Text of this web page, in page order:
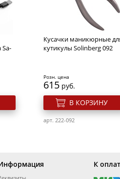
Sa-
Кусачки маникюрные
кутикулы Solinberg 092
Розн. цена
615 руб.
В КОРЗИНУ
арт. 222-092
К